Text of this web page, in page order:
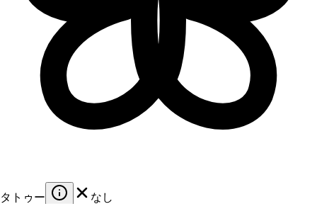
タトゥー なし